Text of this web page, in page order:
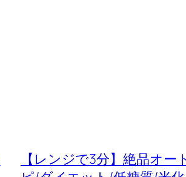
【レンジで3分】絶品オ